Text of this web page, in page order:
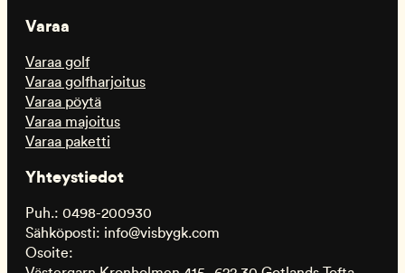
Varaa
Varaa golf
Varaa golfharjoitus
Varaa pöytä
Varaa majoitus
Varaa paketti
Yhteystiedot
Puh.: 0498-200930
Sähköposti: info@visbygk.com
Osoite: